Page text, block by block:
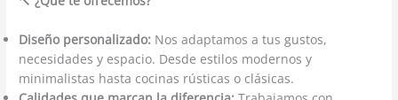
Diseño personalizado: Nos adaptamos a tus gustos,
necesidades y espacio. Desde estilos modernos y
minimalistas hasta cocinas rústicas o clásicas.